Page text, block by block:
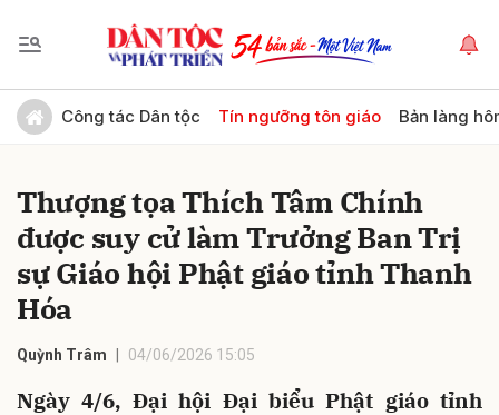
Công tác Dân tộc Tín ngưỡng tôn giáo Bản làng
Thượng tọa Thích Tâm Chính
được suy cử làm Trưởng Ban Trị
sự Giáo hội Phật giáo tỉnh Thanh
Hóa
Quỳnh Trâm 04/06/2026 15:05
Ngày 4/6, Đại hội Đại biểu Phật giáo tỉnh
Gửi bình luận